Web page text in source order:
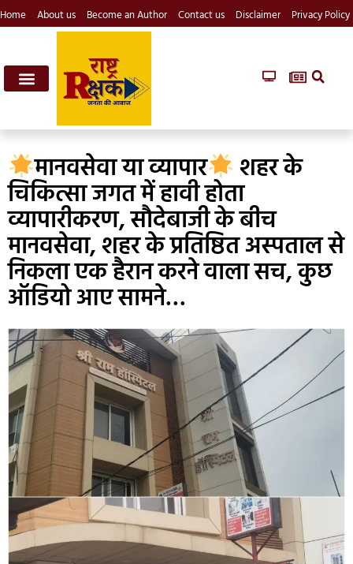
Home About us Become an Author Contact us Disclaimer Privacy Policy
मानवसेवा या व्यापार शहर के
चिकित्सा जगत में हावी होता
व्यापारीकरण, सौदेबाजी के बीच
मानवसेवा, शहर के प्रतिष्ठित अस्पताल से
निकला एक हैरान करने वाला सच, कुछ
ऑडियो आए सामने…